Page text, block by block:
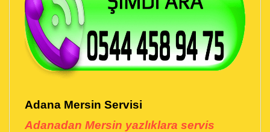
Adana Mersin Servisi
Adanadan Mersin yazlıklara servis